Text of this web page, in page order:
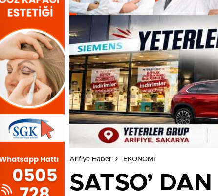
Arifiye Haber EKONOMİ
SATSO’